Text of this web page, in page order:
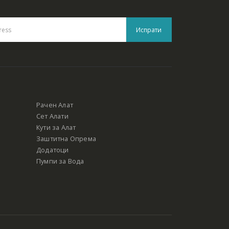
Рачен Алат
Сет Алати
Кути за Алат
Заштитна Опрема
Додатоци
Пумпи за Вода